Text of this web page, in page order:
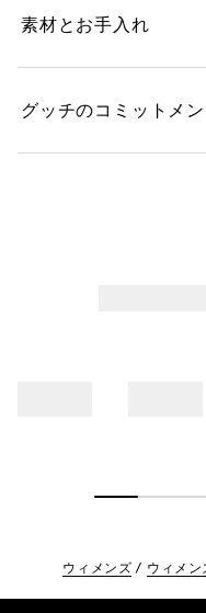
素材とお手入れ
グッチのコミットメン
ウィメンズ ウィメ